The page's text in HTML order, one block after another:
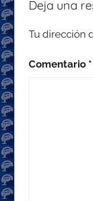
Deja una
Tu dirección
Comentario *